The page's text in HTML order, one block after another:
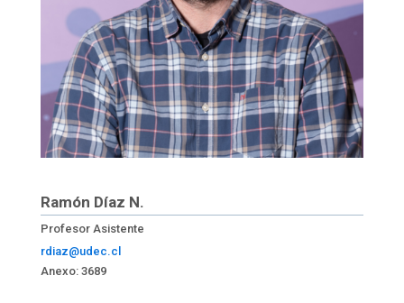
Ramón Díaz N.
Profesor Asistente
rdiaz@udec.cl
Anexo: 3689